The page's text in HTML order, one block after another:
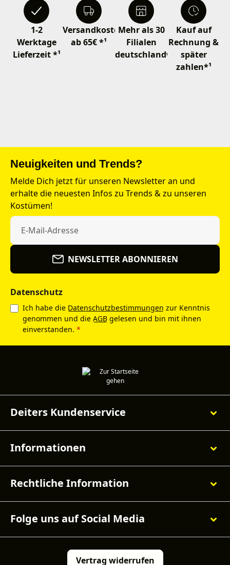
1-2
Werktage
Lieferzeit *¹
Versandkostenfrei
ab 65€ *¹
Mehr als 30
Filialen
deutschlandweit
Kauf auf
Rechnung &
später
zahlen*¹
Neuigkeiten und Trends?
Melde Dich jetzt für unseren Newsletter an und
erhalte die neuesten Infos zu Trends & zu unseren
Kostümen!
NEWSLETTER ABONNIEREN
Datenschutz
Ich habe die Datenschutzbestimmungen zur Kenntnis
genommen und die AGB gelesen und bin mit ihnen
einverstanden. *
Deiters Kundenservice
Informationen
Rechtliche Information
Folge uns auf Social Media
Vertrag widerrufen